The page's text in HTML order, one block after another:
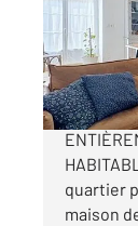
**
quartier
maison